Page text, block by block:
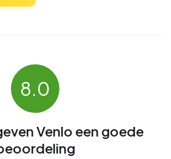
8.0
Venlo een goede